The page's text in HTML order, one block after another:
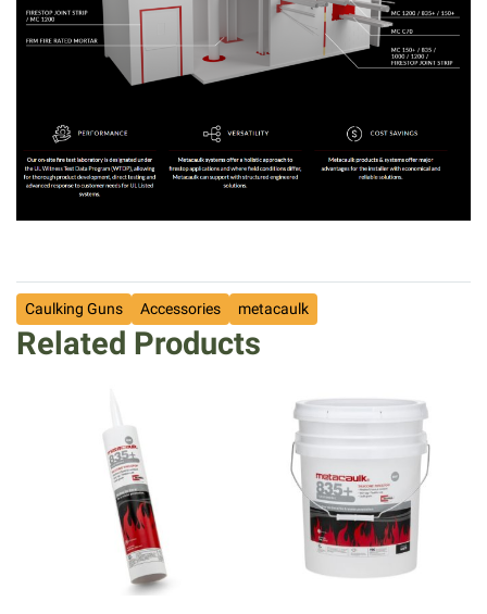
Caulking Guns Accessories metacaulk
Related Products